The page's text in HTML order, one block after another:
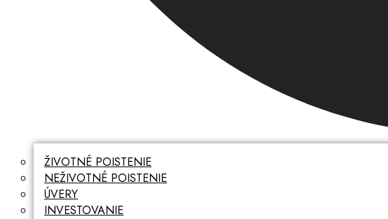
ŽIVOTNÉ POISTENIE
NEŽIVOTNÉ POISTENIE
ÚVERY
INVESTOVANIE